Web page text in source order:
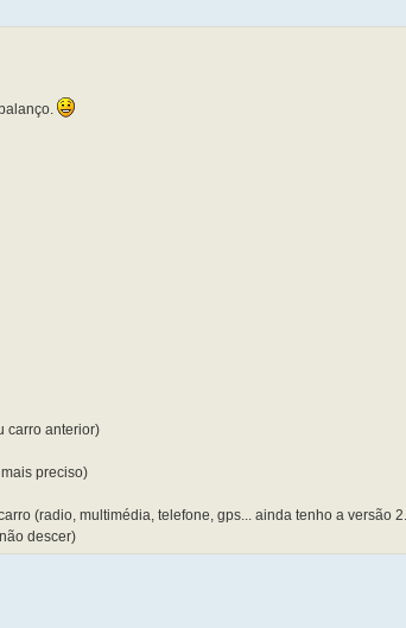
carro anterior)
preciso)
(radio, multimédia, telefone, gps... ainda tenho a versão
descer)